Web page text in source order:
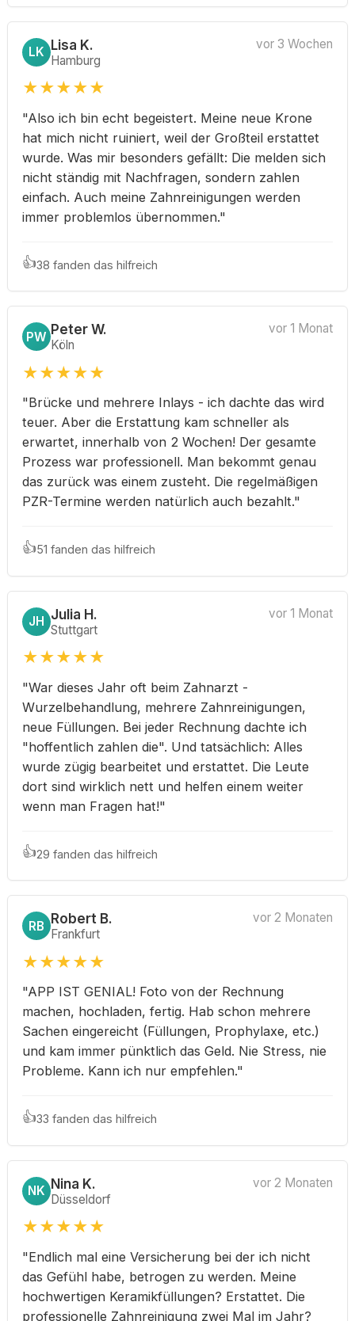
LK Lisa K.
Hamburg
vor 3 Wochen
★★★★★
"Also ich bin echt begeistert. Meine neue Krone
hat mich nicht ruiniert, weil der Großteil erstattet
wurde. Was mir besonders gefällt: Die melden sich
nicht ständig mit Nachfragen, sondern zahlen
einfach. Auch meine Zahnreinigungen werden
immer problemlos übernommen."
👍38 fanden das hilfreich
PW Peter W.
Köln
vor 1 Monat
★★★★★
"Brücke und mehrere Inlays - ich dachte das wird
teuer. Aber die Erstattung kam schneller als
erwartet, innerhalb von 2 Wochen! Der gesamte
Prozess war professionell. Man bekommt genau
das zurück was einem zusteht. Die regelmäßigen
PZR-Termine werden natürlich auch bezahlt."
👍51 fanden das hilfreich
JH Julia H.
Stuttgart
vor 1 Monat
★★★★★
"War dieses Jahr oft beim Zahnarzt -
Wurzelbehandlung, mehrere Zahnreinigungen,
neue Füllungen. Bei jeder Rechnung dachte ich
"hoffentlich zahlen die". Und tatsächlich: Alles
wurde zügig bearbeitet und erstattet. Die Leute
dort sind wirklich nett und helfen einem weiter
wenn man Fragen hat!"
👍29 fanden das hilfreich
RB Robert B.
Frankfurt
vor 2 Monaten
★★★★★
"APP IST GENIAL! Foto von der Rechnung
machen, hochladen, fertig. Hab schon mehrere
Sachen eingereicht (Füllungen, Prophylaxe, etc.)
und kam immer pünktlich das Geld. Nie Stress, nie
Probleme. Kann ich nur empfehlen."
👍33 fanden das hilfreich
NK Nina K.
Düsseldorf
vor 2 Monaten
★★★★★
"Endlich mal eine Versicherung bei der ich nicht
das Gefühl habe, betrogen zu werden. Meine
hochwertigen Keramikfüllungen? Erstattet. Die
professionelle Zahnreinigung zwei Mal im Jahr?